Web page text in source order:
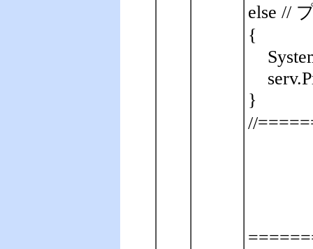
else //
{
}
//